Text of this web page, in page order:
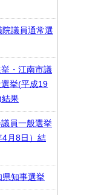
議員通常選
・江南市議
挙(平成19
結果
員一般選挙
4月8日）結
知事選挙